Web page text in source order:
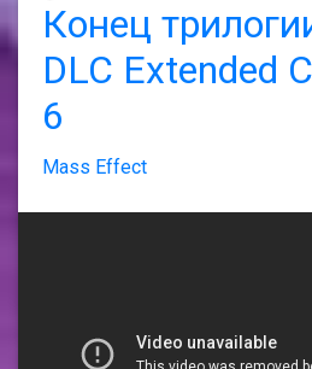
Конец
DLC Extended
6
Mass Effect